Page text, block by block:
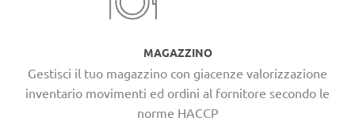
MAGAZZINO
Gestisci il tuo magazzino con giacenze valorizzazione
inventario movimenti ed ordini al fornitore secondo le
norme HACCP